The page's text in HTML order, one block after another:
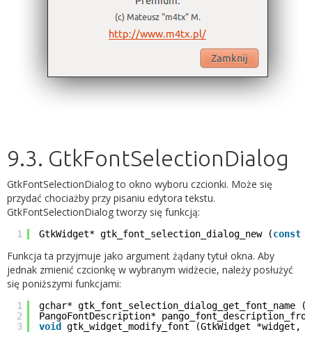
9.3. GtkFontSelectionDialog
GtkFontSelectionDialog to okno wyboru czcionki. Może się
przydać chociażby przy pisaniu edytora tekstu.
GtkFontSelectionDialog tworzy się funkcją:
1 GtkWidget* gtk_font_selection_dialog_new (const
Funkcja ta przyjmuje jako argument żądany tytuł okna. Aby
jednak zmienić czcionkę w wybranym widżecie, należy posłużyć
się poniższymi funkcjami:
1
2
3
gchar* gtk_font_selection_dialog_get_font_name
PangoFontDescription*
void
gtk_widget_modify_font (GtkWidget *widget,